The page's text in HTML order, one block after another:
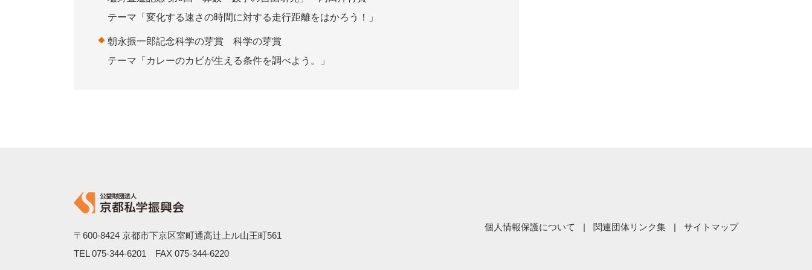
テーマ「変化する速さの時間に対する走行距離をはかろう！」
朝永振一郎記念科学の芽賞 科学の芽賞
テーマ「カレーのカビが生える条件を調べよう。」
〒600-8424 京都市下京区室町通高辻上ル山王町561
TEL 075-344-6201 FAX 075-344-6220
個人情報保護について 関連団体リンク集 サイトマップ